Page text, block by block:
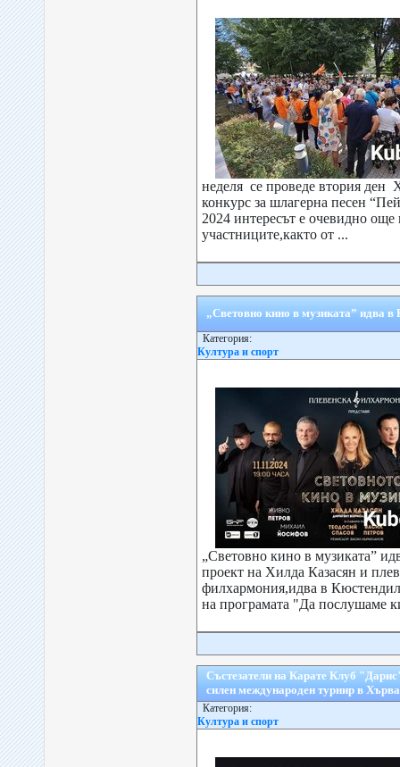
неделя се проведе втория
конкурс за шлагерна песен
2024 интересът е очевидно още
участниците,както от ...
„Световно кино в музиката” идва в
Категория:
Култура и спорт
„Световно кино в музиката”
проект на Хилда Казасян и
филхармония,идва в
на програмата "Да послушаме
Състезатели на Карате Клуб
силен международен турнир в
Категория:
Култура и спорт